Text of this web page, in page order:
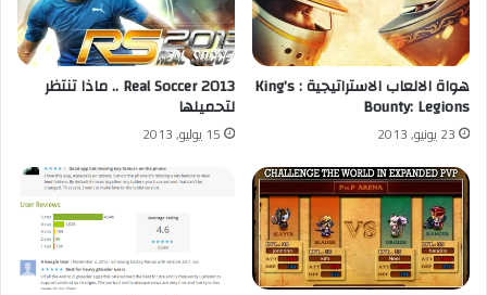
هواة الالعاب الاستراتيجية : King’s
Bounty: Legions
23 يونيو, 2013
Real Soccer 2013 .. ماذا تنتظر
لتحميلها
15 يوليو, 2013